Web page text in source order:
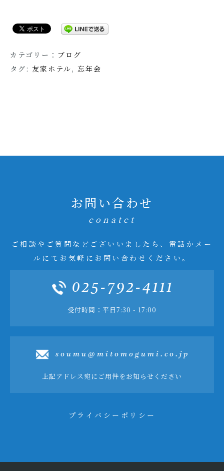
カテゴリー： ブログ
タグ: 友家ホテル, 忘年会
お問い合わせ
conatct
ご相談やご質問などございいましたら、電話かメー
ルにてお気軽にお問い合わせください。
025-792-4111
受付時間：平日7:30 - 17:00
soumu@mitomogumi.co.jp
上記アドレス宛にご用件をお知らせください
プライバシーポリシー